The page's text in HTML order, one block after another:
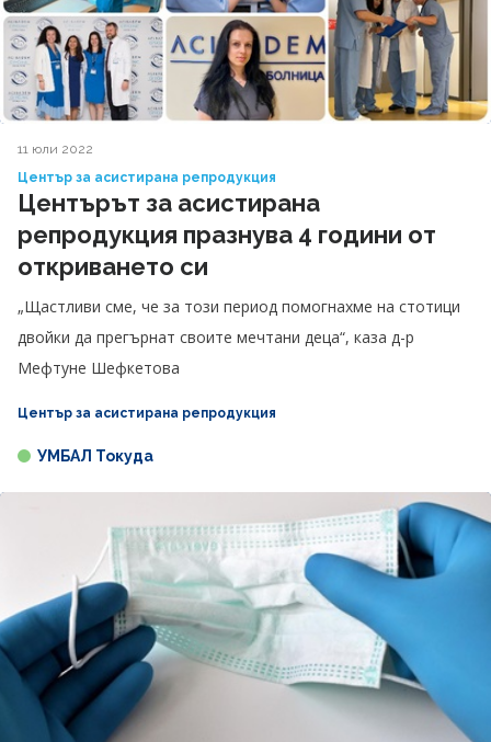
11 юли 2022
Център за асистирана репродукция
Центърът за асистирана
репродукция празнува 4 години от
откриването си
„Щастливи сме, че за този период помогнахме на стотици
двойки да прегърнат своите мечтани деца“, каза д-р
Мефтуне Шефкетова
Център за асистирана репродукция
УМБАЛ Токуда